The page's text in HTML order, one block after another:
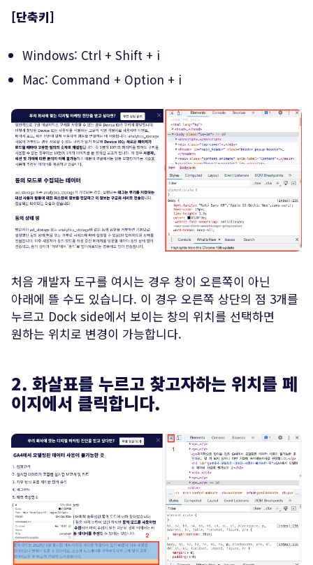
[단축키]
Windows: Ctrl + Shift + i
Mac: Command + Option + i
처음 개발자 도구를 여시는 경우 창이 오른쪽이 아닌
아래에 뜰 수도 있습니다. 이 경우 오른쪽 상단의 점 3개를
누르고 Dock side에서 보이는 창의 위치를 선택하면
원하는 위치로 변경이 가능합니다.
2. 화살표를 누르고 찾고자하는 위치를 페
이지에서 클릭합니다.